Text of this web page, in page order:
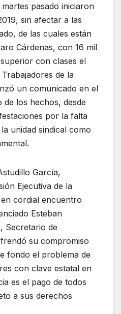
pasado iniciaron
sin afectar a las
de las cuales están
Cárdenas, con 16 mil
con clases el
de la
un comunicado en el
los hechos, desde
por la falta
unidad sindical como
García,
Ejecutiva de la
cordial encuentro
Esteban
Secretario de
su compromiso
fondo el problema de
con clave estatal en
es el pago de todos
a sus derechos